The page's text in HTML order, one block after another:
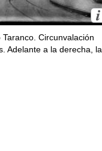
Taranco. Circunvalación
Adelante a la derecha, la